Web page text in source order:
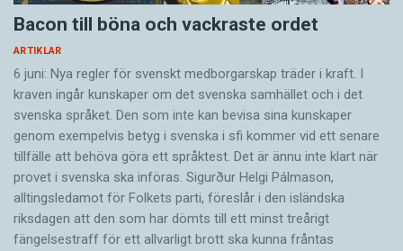
Bacon till böna och vackraste ordet
ARTIKLAR
6 juni: Nya regler för svenskt medborgarskap träder i kraft. I
kraven ingår kunskaper om det svenska samhället och i det
svenska språket. Den som inte kan bevisa sina kunskaper
genom exempelvis betyg i svenska i sfi kommer vid ett senare
tillfälle att behöva göra ett språktest. Det är ännu inte klart när
provet i svenska ska införas. Sigurður Helgi Pálmason,
alltingsledamot för Folkets parti, föreslår i den isländska
riksdagen att den som har dömts till ett minst treårigt
fängelsestraff för ett allvarligt brott ska kunna fråntas